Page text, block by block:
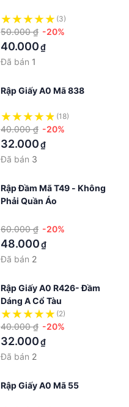
(3)
50.000 ₫ -20%
40.000₫
Đã bán 1
Rập Giấy A0 Mã 838
(18)
40.000 ₫ -20%
32.000₫
Đã bán 3
Rập Đầm Mã T49 - Không
Phải Quần Áo
60.000 ₫ -20%
48.000₫
Đã bán 2
Rập Giấy A0 R426- Đầm
Dáng A Cổ Tàu
(2)
40.000 ₫ -20%
32.000₫
Đã bán 2
Rập Giấy A0 Mã 55